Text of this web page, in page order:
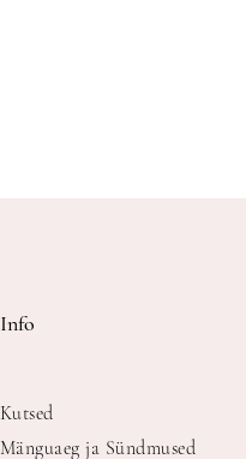
Info
Kutsed
Mänguaeg ja Sündmused